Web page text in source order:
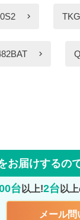
お届けするので
台 以上!2台 以
メール